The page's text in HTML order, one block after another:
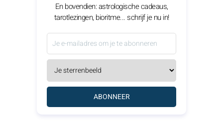
En bovendien: astrologische cadeaus,
tarotlezingen, bioritme... schrijf je nu in!
ABONNEER